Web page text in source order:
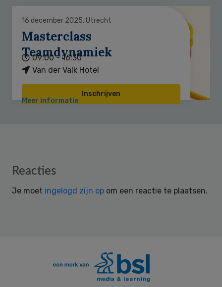
16 december 2025, Utrecht
Masterclass
Teamdynamiek
09:00 - 16:30
Van der Valk Hotel
Inschrijven
Meer informatie
Reader
Reacties
Je moet ingelogd zijn op om een reactie te plaatsen.